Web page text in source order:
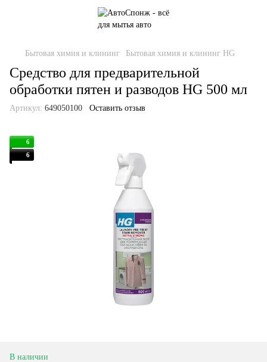
Бытовая химия и клининг Бытовая химия и клининг HG
Средство для предварительной
обработки пятен и разводов HG 500 мл
Артикул: 649050100 Оставить отзыв
6
6
В наличии